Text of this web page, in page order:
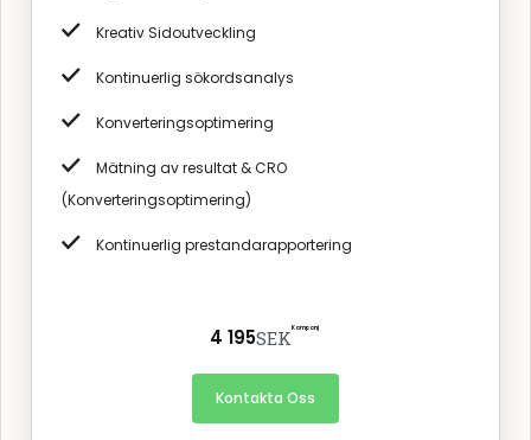
4 195SEK Kampanj
Kreativ Sidoutveckling
Kontinuerlig sökordsanalys
Konverteringsoptimering
Mätning av resultat & CRO
(Konverteringsoptimering)
Kontinuerlig prestandarapportering
Kontakta Oss